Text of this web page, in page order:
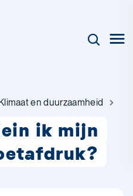
en duurzaamheid
ik mijn